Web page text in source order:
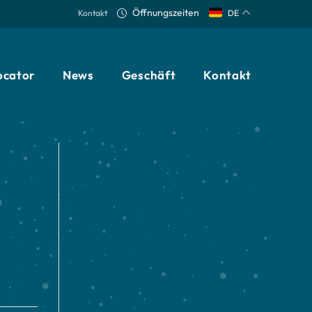
Kontakt Öffnungszeiten DE
News Geschäft Kontakt